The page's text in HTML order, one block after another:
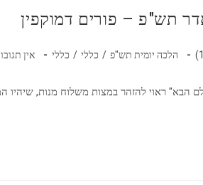
תש"פ – פורים דמוקפין
קטגוריה:
הלכה יומית תש"פ / כללי / כללי תגובות:
אין
הבא" ראוי להזהר במצות משלוח מנות, שיהיו